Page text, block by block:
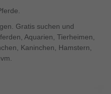
Gratis suchen und
Aquarien, Tierheimen,
Kaninchen, Hamstern,